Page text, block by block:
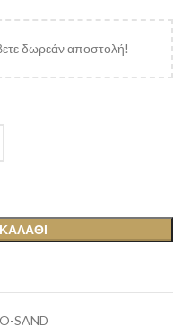
δωρεάν αποστολή!
SAND